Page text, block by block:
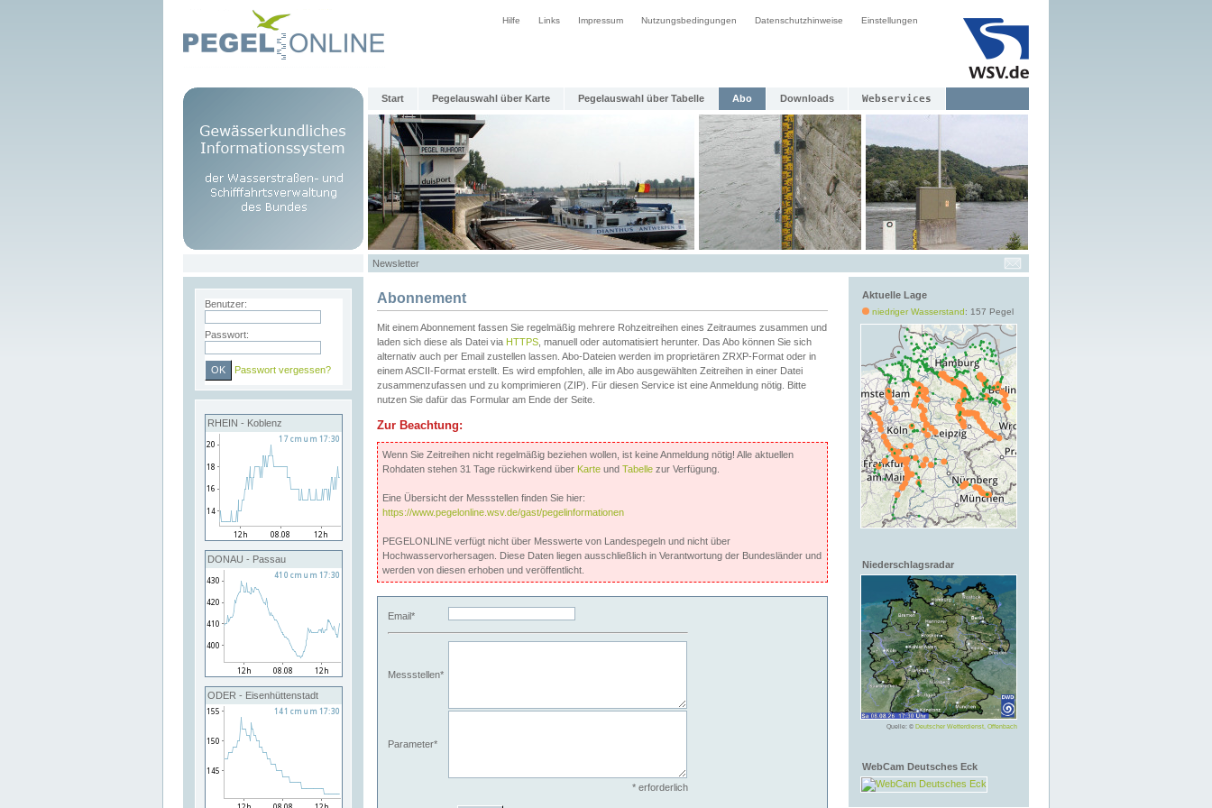
Hilfe Links Impressum Nutzungsbedingungen Datenschutzhinweise Einstellungen
Start Pegelauswahl über Karte Pegelauswahl über Tabelle Abo Downloads Webservices
Newsletter
Benutzer:
Passwort:
Passwort vergessen?
RHEIN - Koblenz
DONAU - Passau
ODER - Eisenhüttenstadt
Aktuelle Lage
niedriger Wasserstand: 157 Pegel
Niederschlagsradar
Quelle: © Deutscher Wetterdienst, Offenbach
WebCam Deutsches Eck
Abonnement
Mit einem Abonnement fassen Sie regelmäßig mehrere Rohzeitreihen eines Zeitraumes zusammen und
laden sich diese als Datei via HTTPS , manuell oder automatisiert herunter. Das Abo können Sie sich
alternativ auch per Email zustellen lassen. Abo-Dateien werden im proprietären ZRXP-Format oder in
einem ASCII-Format erstellt. Es wird empfohlen, alle im Abo ausgewählten Zeitreihen in einer Datei
zusammenzufassen und zu komprimieren (ZIP). Für diesen Service ist eine Anmeldung nötig. Bitte
nutzen Sie dafür das Formular am Ende der Seite.
Zur Beachtung:
Wenn Sie Zeitreihen nicht regelmäßig beziehen wollen, ist keine Anmeldung nötig! Alle aktuellen
Rohdaten stehen 31 Tage rückwirkend über Karte und Tabelle zur Verfügung.
Eine Übersicht der Messstellen finden Sie hier:
https://www.pegelonline.wsv.de/gast/pegelinformationen
PEGELONLINE verfügt nicht über Messwerte von Landespegeln und nicht über
Hochwasservorhersagen. Diese Daten liegen ausschließlich in Verantwortung der Bundesländer und
werden von diesen erhoben und veröffentlicht.
Email*
Messstellen*
Parameter*
* erforderlich